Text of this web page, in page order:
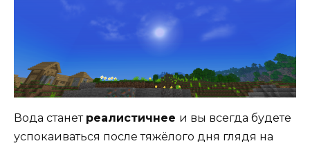
Вода станет реалистичнее и вы всегда будете
успокаиваться после тяжёлого дня глядя на